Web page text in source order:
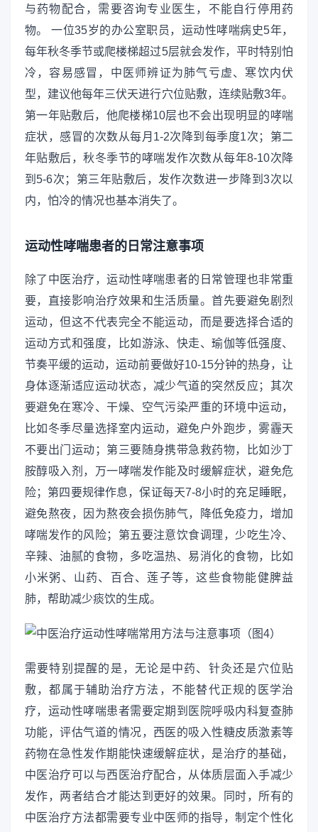
与药物配合，需要咨询专业医生，不能自行停用药
物。 一位35岁的办公室职员，运动性哮喘病史5年，
每年秋冬季节或爬楼梯超过5层就会发作，平时特别怕
冷，容易感冒，中医师辨证为肺气亏虚、寒饮内伏
型，建议他每年三伏天进行穴位贴敷，连续贴敷3年。
第一年贴敷后，他爬楼梯10层也不会出现明显的哮喘
症状，感冒的次数从每月1-2次降到每季度1次；第二
年贴敷后，秋冬季节的哮喘发作次数从每年8-10次降
到5-6次；第三年贴敷后，发作次数进一步降到3次以
内，怕冷的情况也基本消失了。
运动性哮喘患者的日常注意事项
除了中医治疗，运动性哮喘患者的日常管理也非常重
要，直接影响治疗效果和生活质量。首先要避免剧烈
运动，但这不代表完全不能运动，而是要选择合适的
运动方式和强度，比如游泳、快走、瑜伽等低强度、
节奏平缓的运动，运动前要做好10-15分钟的热身，让
身体逐渐适应运动状态，减少气道的突然反应；其次
要避免在寒冷、干燥、空气污染严重的环境中运动，
比如冬季尽量选择室内运动，避免户外跑步，雾霾天
不要出门运动；第三要随身携带急救药物，比如沙丁
胺醇吸入剂，万一哮喘发作能及时缓解症状，避免危
险；第四要规律作息，保证每天7-8小时的充足睡眠，
避免熬夜，因为熬夜会损伤肺气，降低免疫力，增加
哮喘发作的风险；第五要注意饮食调理，少吃生冷、
辛辣、油腻的食物，多吃温热、易消化的食物，比如
小米粥、山药、百合、莲子等，这些食物能健脾益
肺，帮助减少痰饮的生成。
需要特别提醒的是，无论是中药、针灸还是穴位贴
敷，都属于辅助治疗方法，不能替代正规的医学治
疗，运动性哮喘患者需要定期到医院呼吸内科复查肺
功能，评估气道的情况，西医的吸入性糖皮质激素等
药物在急性发作期能快速缓解症状，是治疗的基础，
中医治疗可以与西医治疗配合，从体质层面入手减少
发作，两者结合才能达到更好的效果。同时，所有的
中医治疗方法都需要专业中医师的指导，制定个性化